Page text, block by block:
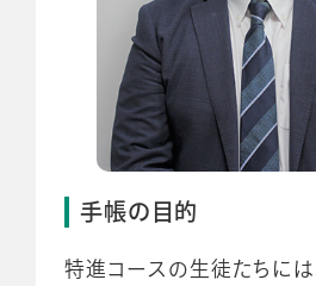
手帳の目的
特進コースの生徒たちには